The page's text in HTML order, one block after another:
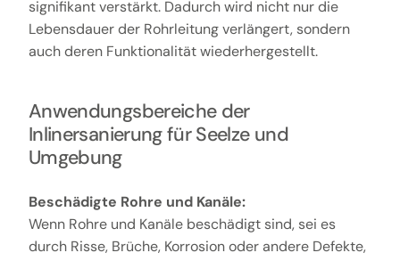
signifikant verstärkt. Dadurch wird nicht nur die
Lebensdauer der Rohrleitung verlängert, sondern
auch deren Funktionalität wiederhergestellt.
Anwendungsbereiche der
Inlinersanierung für Seelze und
Umgebung
Beschädigte Rohre und Kanäle:
Wenn Rohre und Kanäle beschädigt sind, sei es
durch Risse, Brüche, Korrosion oder andere Defekte,